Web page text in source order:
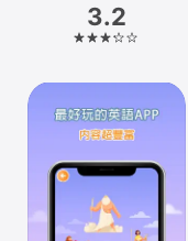
iPhone
iPad
Mac
Watch
3.2